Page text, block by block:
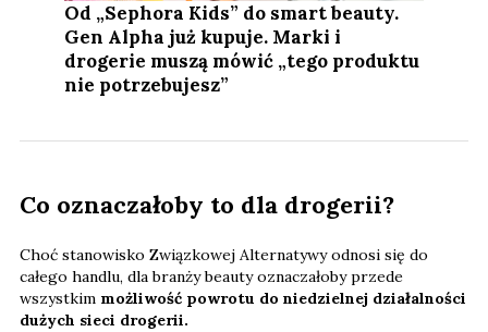
Od „Sephora Kids” do smart beauty.
Gen Alpha już kupuje. Marki i
drogerie muszą mówić „tego produktu
nie potrzebujesz”
Co oznaczałoby to dla drogerii?
Choć stanowisko Związkowej Alternatywy odnosi się do
całego handlu, dla branży beauty oznaczałoby przede
wszystkim możliwość powrotu do niedzielnej działalności
dużych sieci drogerii.